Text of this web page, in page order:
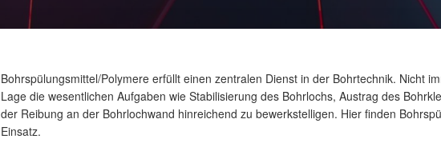
Bohrspülungsmittel/Polymere erfüllt einen zentralen Dienst in der Bohrtechnik. Nicht
Lage die wesentlichen Aufgaben wie Stabilisierung des Bohrlochs, Austrag des
der Reibung an der Bohrlochwand hinreichend zu bewerkstelligen. Hier finden
Einsatz.